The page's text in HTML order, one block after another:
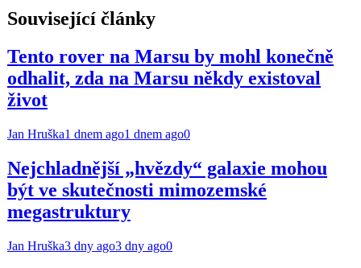
Související články
Tento rover na Marsu by mohl konečně
odhalit, zda na Marsu někdy existoval
život
Jan Hruška1 dnem ago1 dnem ago0
Nejchladnější „hvězdy“ galaxie mohou
být ve skutečnosti mimozemské
megastruktury
Jan Hruška3 dny ago3 dny ago0